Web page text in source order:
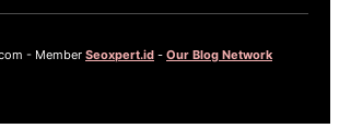
- Member Seoxpert.id - Our Blog Network